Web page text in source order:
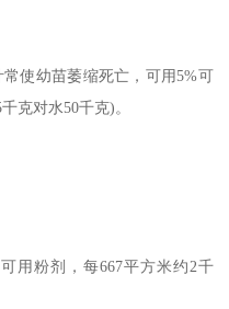
使幼苗萎缩死亡，可用5%可
克对水50千克)。
用粉剂，每667平方米约2千